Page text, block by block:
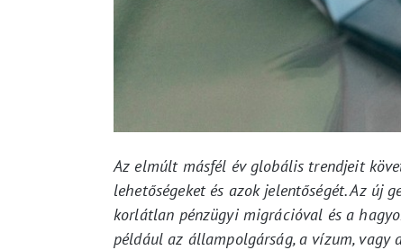
Az elmúlt másfél év globális trendjeit
lehetőségeket és azok jelentőségét. Az új
korlátlan pénzügyi migrációval és a
például az állampolgárság, a vízum, vagy